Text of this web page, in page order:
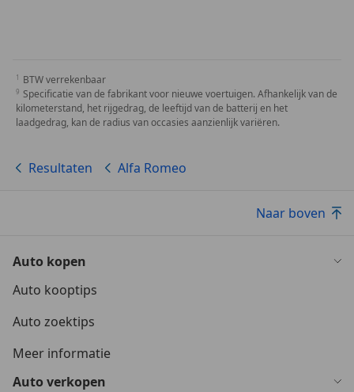
BTW verrekenbaar
Specificatie van de fabrikant voor nieuwe voertuigen. Afhankelijk van de
kilometerstand, het rijgedrag, de leeftijd van de batterij en het
laadgedrag, kan de radius van occasies aanzienlijk variëren.
Resultaten Alfa Romeo
Naar boven
Auto kopen
Auto kooptips
Auto zoektips
Meer informatie
Auto verkopen